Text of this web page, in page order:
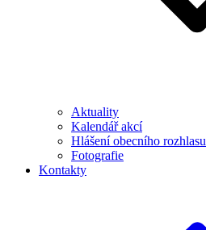
Aktuality
Kalendář akcí
Hlášení obecního rozhlasu
Fotografie
Kontakty